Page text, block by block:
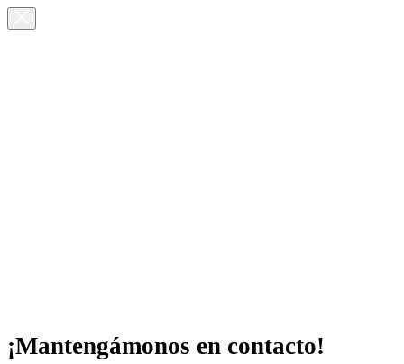
¡Mantengámonos en contacto!